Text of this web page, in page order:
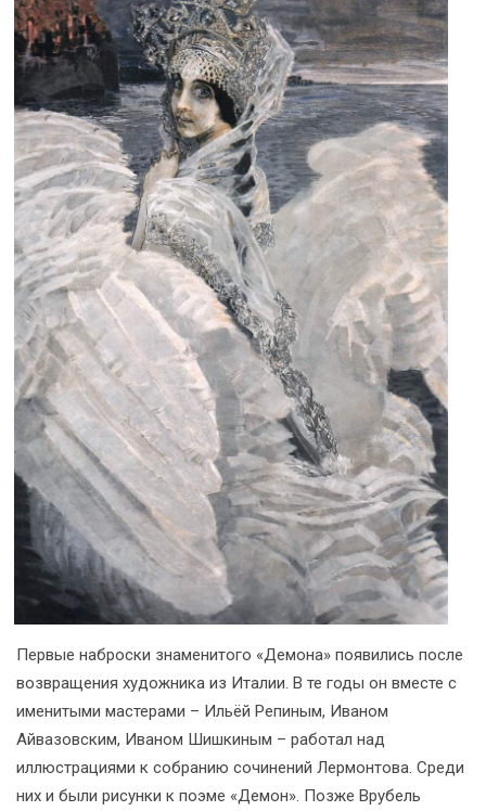
Первые наброски знаменитого «Демона» появились после
возвращения художника из Италии. В те годы он вместе с
именитыми мастерами – Ильёй Репиным, Иваном
Айвазовским, Иваном Шишкиным – работал над
иллюстрациями к собранию сочинений Лермонтова. Среди
них и были рисунки к поэме «Демон». Позже Врубель